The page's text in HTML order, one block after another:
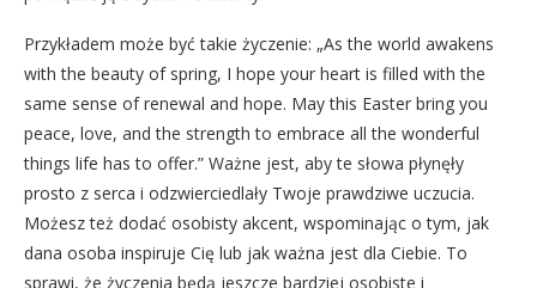
Przykładem może być takie życzenie: „As the world awakens
with the beauty of spring, I hope your heart is filled with the
same sense of renewal and hope. May this Easter bring you
peace, love, and the strength to embrace all the wonderful
things life has to offer.” Ważne jest, aby te słowa płynęły
prosto z serca i odzwierciedlały Twoje prawdziwe uczucia.
Możesz też dodać osobisty akcent, wspominając o tym, jak
dana osoba inspiruje Cię lub jak ważna jest dla Ciebie. To
sprawi, że życzenia będą jeszcze bardziej osobiste i